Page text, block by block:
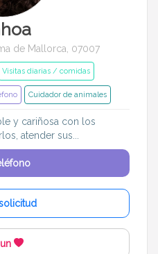
de Mallorca, 07007
Visitas diarias / comidas
Cuidador de animales
y cariñosa con los
atender sus...